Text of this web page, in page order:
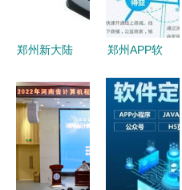
郑州新大陆
采集器售后
维修及软件
开发服务指
南
郑州APP软
赋能企业与
城市数字化